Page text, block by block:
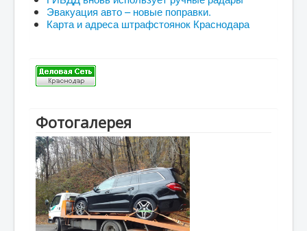
Эвакуация авто – новые поправки.
Карта и адреса штрафстоянок Краснодара
Фотогалерея